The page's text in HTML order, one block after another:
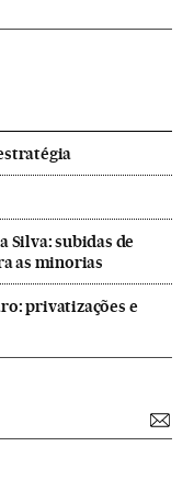
Silva: subidas de
as minorias
privatizações e